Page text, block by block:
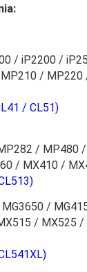
/ iP2200 /
/
/ CL51)
/ MP480
/ MX410 /
/
/ MX525 /